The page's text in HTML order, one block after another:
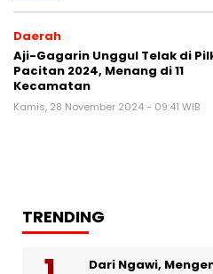
Daerah
Aji-Gagarin Unggul Telak di
Pacitan 2024, Menang di 11
Kecamatan
Kamis, 28 November 2024 - 09:41 WIB
TRENDING
Dari Ngawi,